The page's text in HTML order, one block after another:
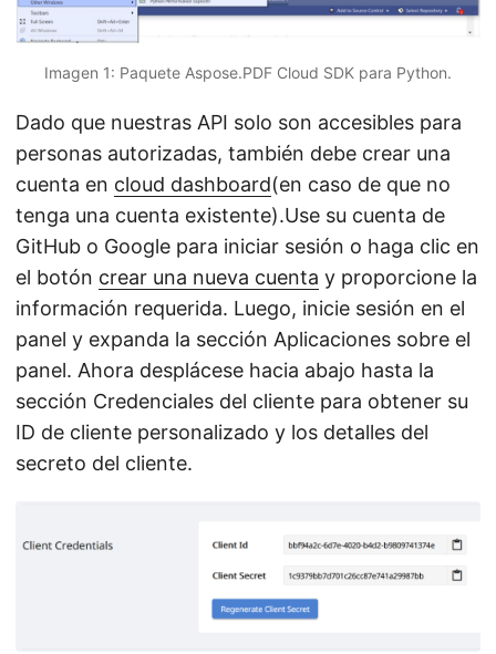
Imagen 1: Paquete Aspose.PDF Cloud SDK para Python.
Dado que nuestras API solo son accesibles para
personas autorizadas, también debe crear una
cuenta en cloud dashboard(en caso de que no
tenga una cuenta existente).Use su cuenta de
GitHub o Google para iniciar sesión o haga clic en
el botón crear una nueva cuenta y proporcione la
información requerida. Luego, inicie sesión en el
panel y expanda la sección Aplicaciones sobre el
panel. Ahora desplácese hacia abajo hasta la
sección Credenciales del cliente para obtener su
ID de cliente personalizado y los detalles del
secreto del cliente.